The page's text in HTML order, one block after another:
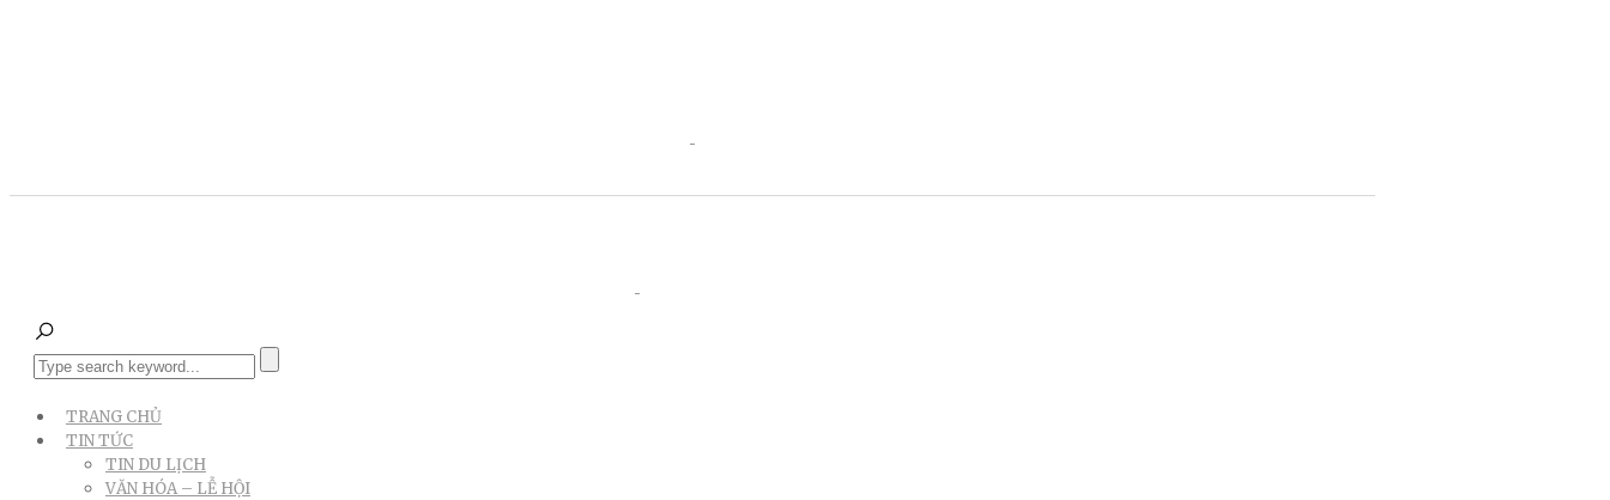
TRANG CHỦ
TIN TỨC
TIN DU LỊCH
VĂN HÓA – LỄ HỘI